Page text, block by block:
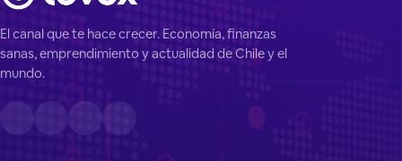
El canal que te hace crecer. Economía, finanzas
sanas, emprendimiento y actualidad de Chile y el
mundo.